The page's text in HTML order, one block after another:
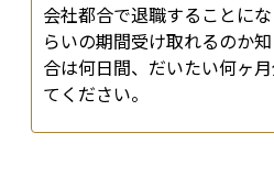
会社都合で退職することに
らいの期間受け取れるのか
合は何日間、だいたい何ヶ
てください。